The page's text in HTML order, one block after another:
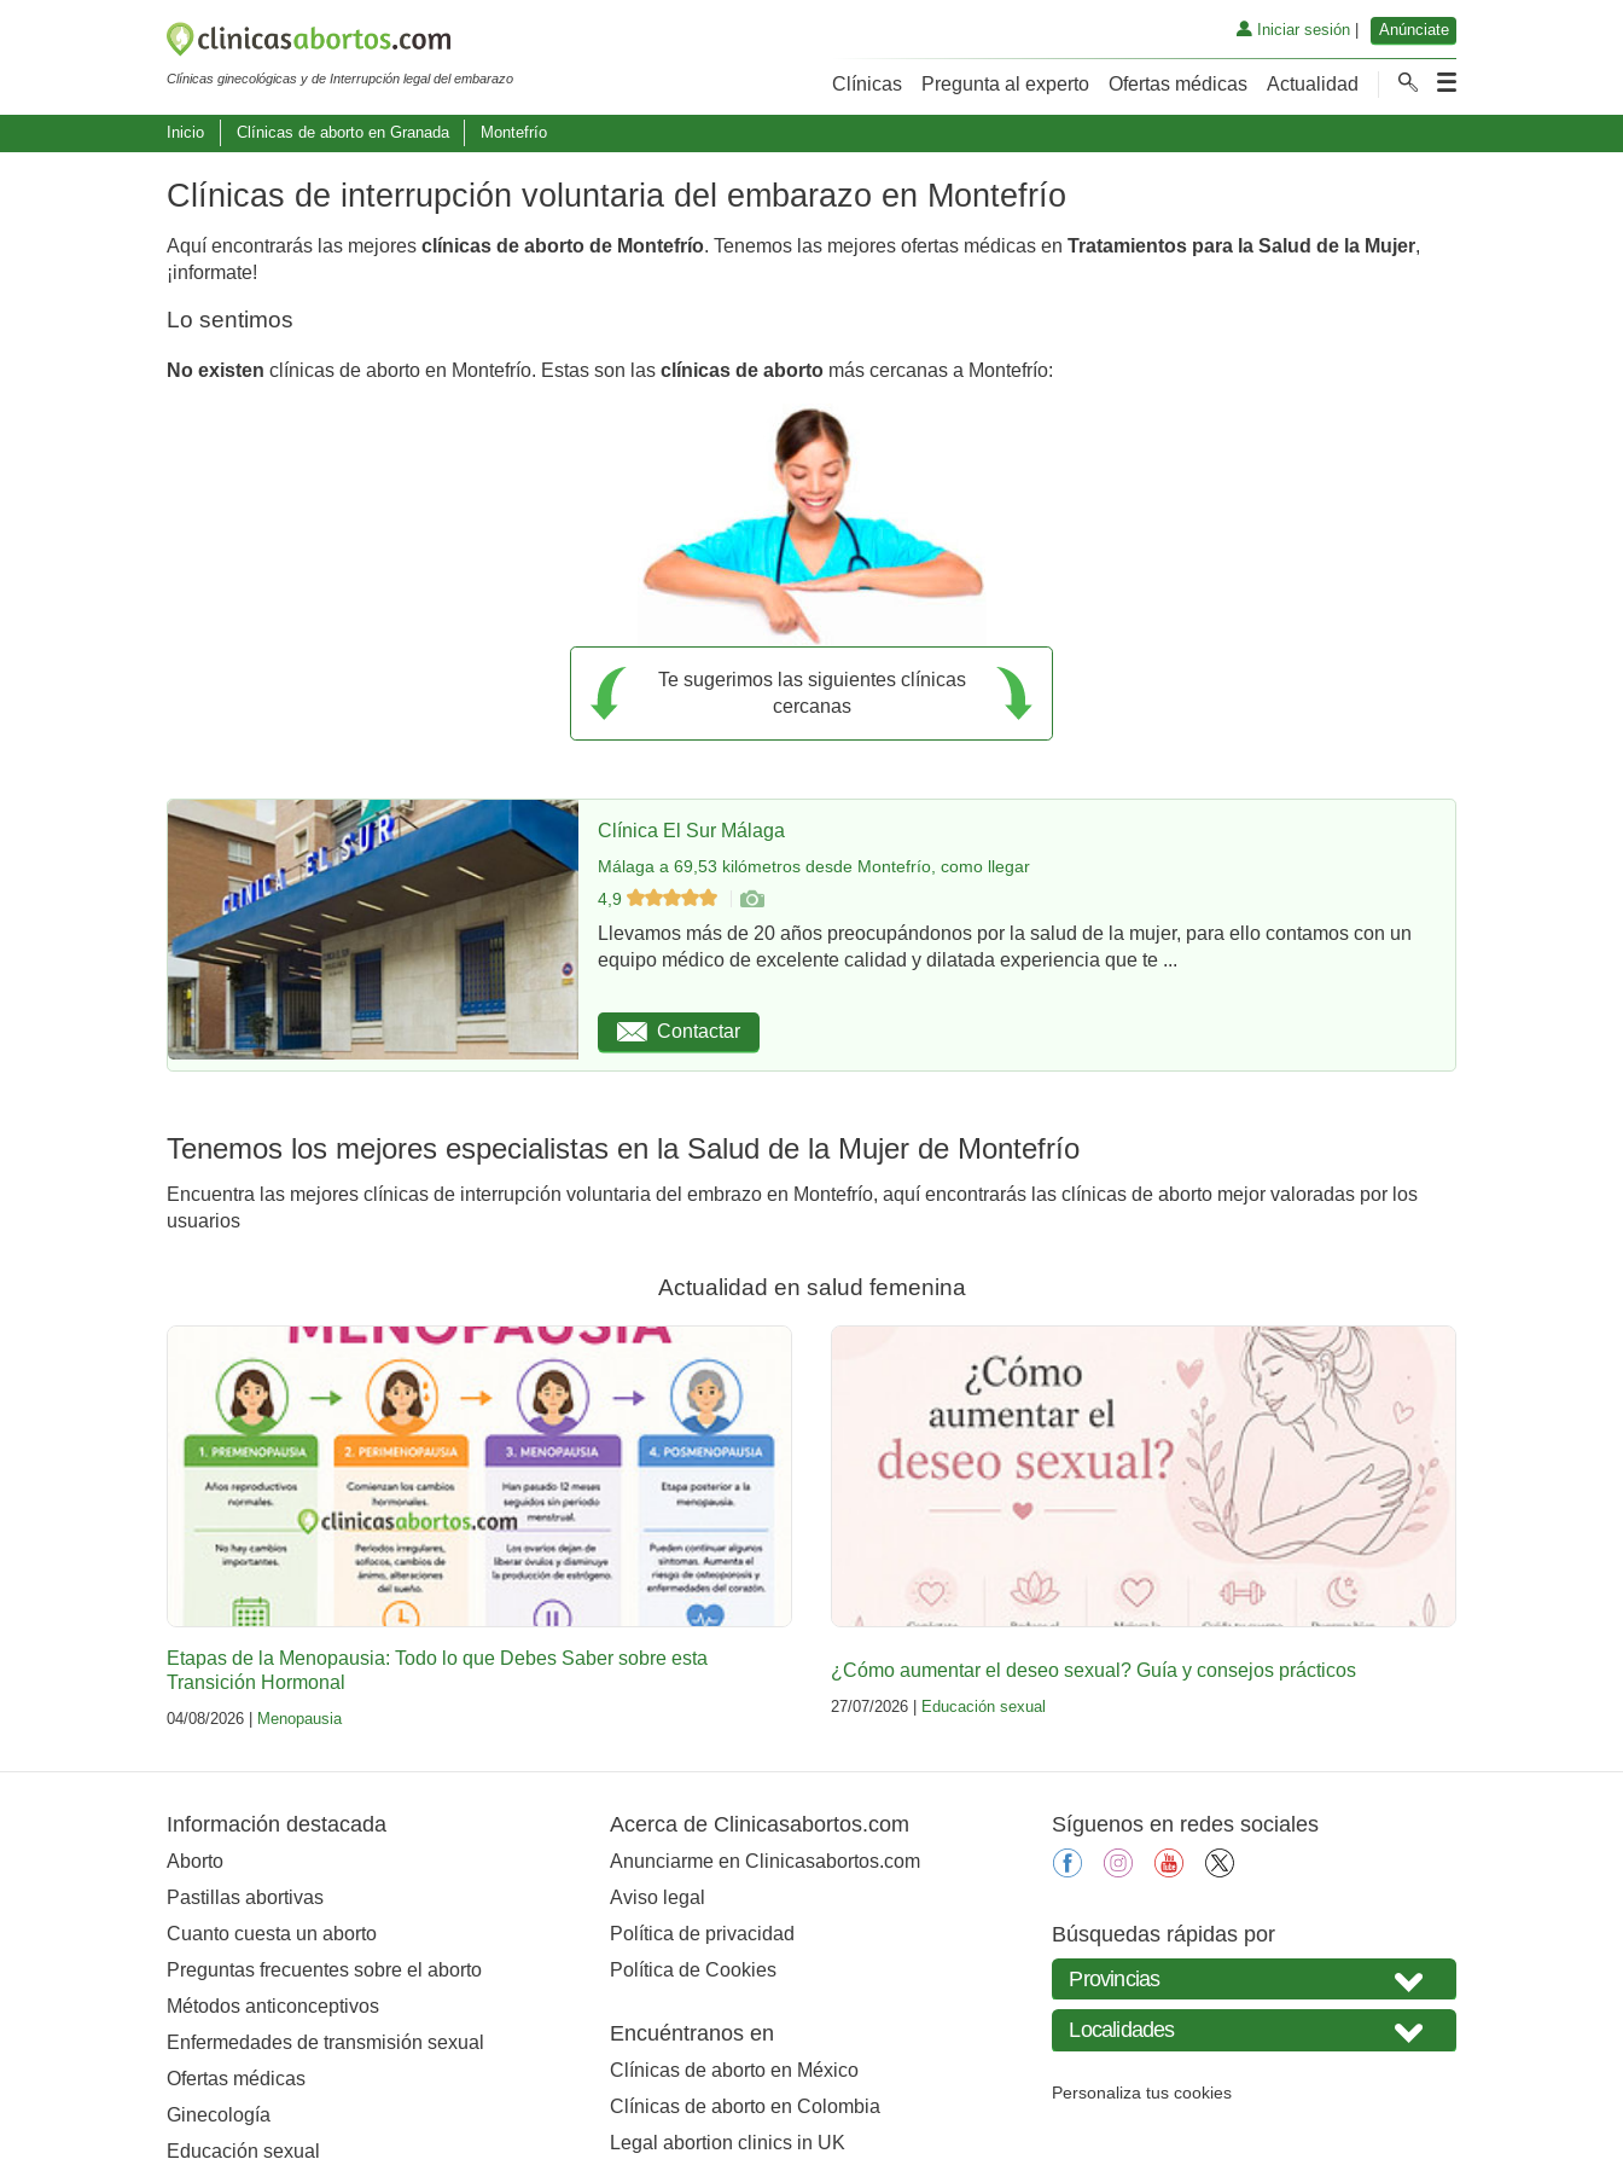
Clínicas ginecológicas y de Interrupción legal del embarazo
Iniciar sesión| Anúnciate
Clínicas Pregunta al experto Ofertas médicas Actualidad
Inicio Clínicas de aborto en Granada Montefrío
Clínicas de interrupción voluntaria del embarazo en Montefrío
Aquí encontrarás las mejores clínicas de aborto de Montefrío. Tenemos las mejores ofertas médicas en Tratamientos para la Salud de la Mujer,
¡informate!
Lo sentimos
No existen clínicas de aborto en Montefrío. Estas son las clínicas de aborto más cercanas a Montefrío:
Te sugerimos las siguientes clínicas
cercanas
Clínica El Sur Málaga
Málaga a 69,53 kilómetros desde Montefrío, como llegar
4,9
Llevamos más de 20 años preocupándonos por la salud de la mujer, para ello contamos con un
equipo médico de excelente calidad y dilatada experiencia que te ...
Contactar
Tenemos los mejores especialistas en la Salud de la Mujer de Montefrío
Encuentra las mejores clínicas de interrupción voluntaria del embrazo en Montefrío, aquí encontrarás las clínicas de aborto mejor valoradas por los
usuarios
Actualidad en salud femenina
Etapas de la Menopausia: Todo lo que Debes Saber sobre esta
Transición Hormonal
04/08/2026 | Menopausia
¿Cómo aumentar el deseo sexual? Guía y consejos prácticos
27/07/2026 | Educación sexual
Información destacada
Aborto
Pastillas abortivas
Cuanto cuesta un aborto
Preguntas frecuentes sobre el aborto
Métodos anticonceptivos
Enfermedades de transmisión sexual
Ofertas médicas
Ginecología
Educación sexual
Acerca de Clinicasabortos.com
Anunciarme en Clinicasabortos.com
Aviso legal
Política de privacidad
Política de Cookies
Encuéntranos en
Clínicas de aborto en México
Clínicas de aborto en Colombia
Legal abortion clinics in UK
Síguenos en redes sociales
facebookinstagramyoutube
Búsquedas rápidas por
Personaliza tus cookies